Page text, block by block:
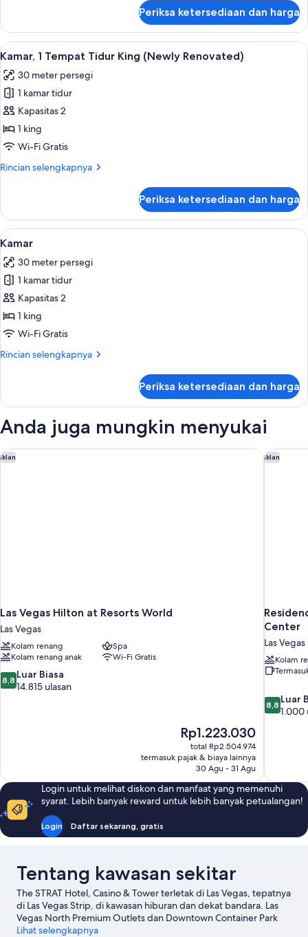
Classic
Grand
Suite
Periksa ketersediaan dan harga
Lihat
semua
foto
untuk
Kamar,
1
Tempat
King
Kamar, 1 Tempat Tidur King (Newly
4
Kamar, 1 Tempat Tidur King (Newly Renovated)
30 meter persegi
1 kamar tidur
Kapasitas 2
1 king
Wi-Fi Gratis
Rincian selengkapnya
Rincian
Kamar,
Tempat
King
(Newly
Renovated)
Periksa ketersediaan dan harga
Lihat
semua
foto
untuk
Kamar
Kamar | Seprai premium, meja kerja,
5
Kamar
30 meter persegi
1 kamar tidur
Kapasitas 2
1 king
Wi-Fi Gratis
Rincian selengkapnya
Rincian
Kamar
Periksa ketersediaan dan harga
Anda juga mungkin menyukai
Iklan
Las Vegas Hilton at Resorts World
Las Vegas
Kolam renang
Spa
Kolam renang anak
Wi-Fi Gratis
8.8
dari
8,8 Luar Biasa
14.815 ulasan
Harga
sekarang
Rp1.223.030
Rp1.223.030
total Rp2.504.974
termasuk pajak & biaya lainnya
30 Agu - 31 Agu
Las Vegas Hilton at Resorts World Iklan
Center
Las Vegas
Kolam
8.8
dari
ulasan
8,8 Luar
1.000
Login untuk melihat diskon dan manfaat yang memenuhi
syarat. Lebih banyak reward untuk lebih banyak petualangan!
Login Daftar sekarang, gratis
Tentang kawasan sekitar
The STRAT Hotel, Casino & Tower terletak di Las Vegas, tepatnya
di Las Vegas Strip, di kawasan hiburan dan dekat bandara. Las
Vegas North Premium Outlets dan Downtown Container Park
patut Anda singgahi jika berbelanja juga ada di agenda Anda,
Lihat selengkapnya